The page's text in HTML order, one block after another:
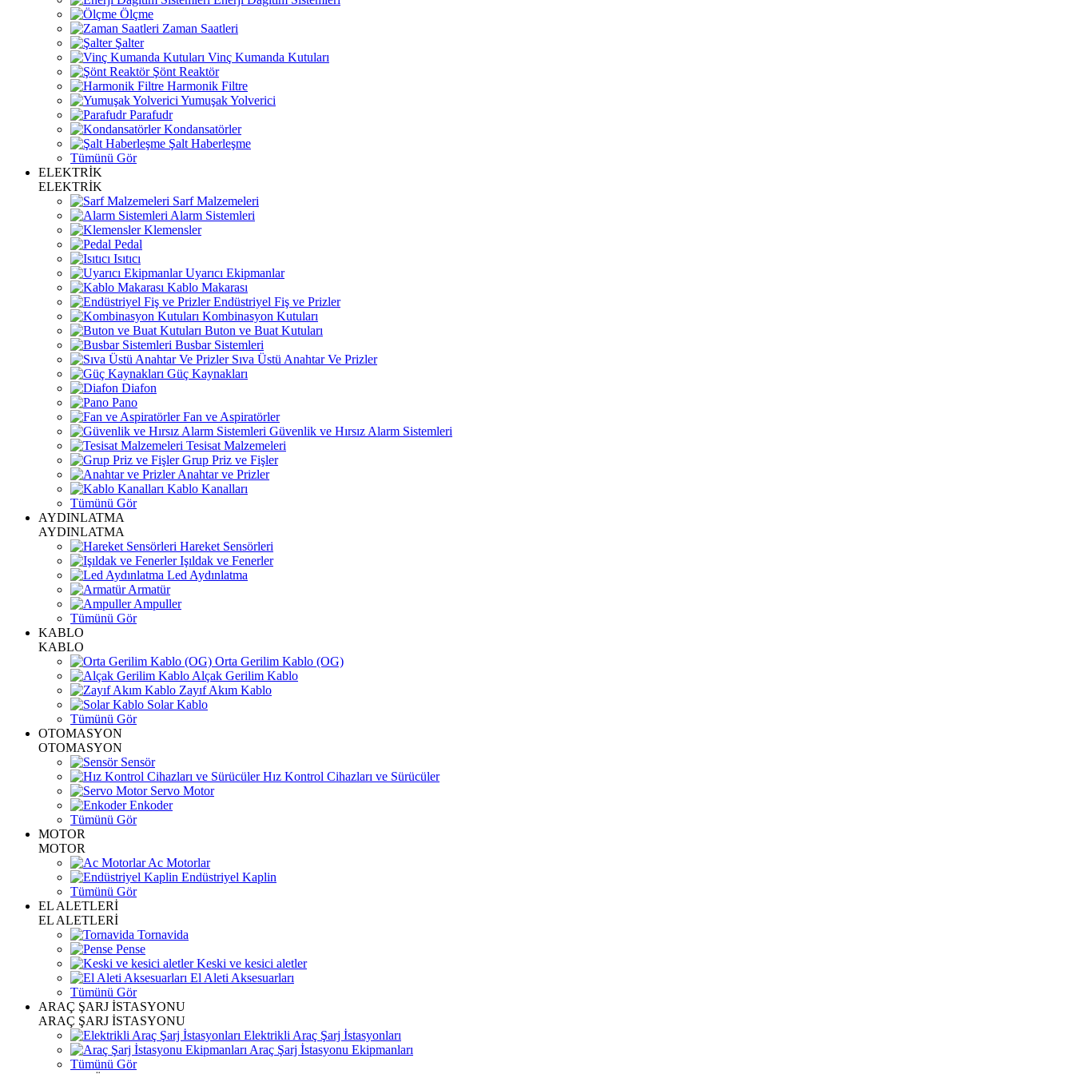
Ölçme
Zaman Saatleri
Şalter
Vinç Kumanda Kutuları
Şönt Reaktör
Harmonik Filtre
Yumuşak Yolverici
Parafudr
Kondansatörler
Şalt Haberleşme
Tümünü Gör
ELEKTRİK
ELEKTRİK
Sarf Malzemeleri
Alarm Sistemleri
Klemensler
Pedal
Isıtıcı
Uyarıcı Ekipmanlar
Kablo Makarası
Endüstriyel Fiş ve Prizler
Kombinasyon Kutuları
Buton ve Buat Kutuları
Busbar Sistemleri
Sıva Üstü Anahtar Ve Prizler
Güç Kaynakları
Diafon
Pano
Fan ve Aspiratörler
Güvenlik ve Hırsız Alarm Sistemleri
Tesisat Malzemeleri
Grup Priz ve Fişler
Anahtar ve Prizler
Kablo Kanalları
Tümünü Gör
AYDINLATMA
AYDINLATMA
Hareket Sensörleri
Işıldak ve Fenerler
Led Aydınlatma
Armatür
Ampuller
Tümünü Gör
KABLO
KABLO
Orta Gerilim Kablo (OG)
Alçak Gerilim Kablo
Zayıf Akım Kablo
Solar Kablo
Tümünü Gör
OTOMASYON
OTOMASYON
Sensör
Hız Kontrol Cihazları ve Sürücüler
Servo Motor
Enkoder
Tümünü Gör
MOTOR
MOTOR
Ac Motorlar
Endüstriyel Kaplin
Tümünü Gör
EL ALETLERİ
EL ALETLERİ
Tornavida
Pense
Keski ve kesici aletler
El Aleti Aksesuarları
Tümünü Gör
ARAÇ ŞARJ İSTASYONU
ARAÇ ŞARJ İSTASYONU
Elektrikli Araç Şarj İstasyonları
Araç Şarj İstasyonu Ekipmanları
Tümünü Gör